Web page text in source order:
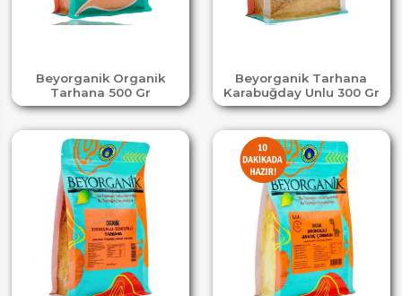
Beyorganik Organik
Tarhana 500 Gr
Beyorganik Tarhana
Karabuğday Unlu 300 Gr